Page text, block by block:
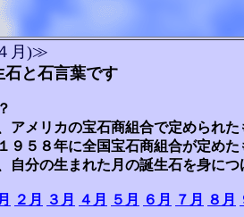
月)≫
石と石言葉です
アメリカの宝石商組合で定められ
９５８年に全国宝石商組合が定めた
自分の生まれた月の誕生石を身に
２月 ３月 ４月 ５月 ６月 ７月 ８月